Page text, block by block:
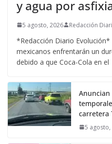
y agua por
5 agosto, 2026 Redacción
*Redacción Diario
mexicanos enfrentarán un
debido a que Coca-Cola en el
Anuncian
carretera
5 agosto,